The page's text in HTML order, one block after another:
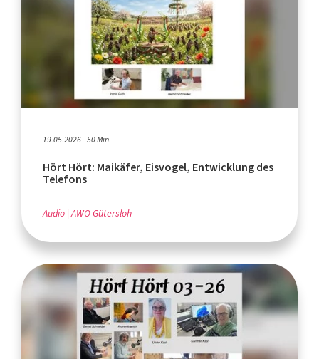
19.05.2026 - 50 Min.
Hört Hört: Maikäfer, Eisvogel, Entwicklung des
Telefons
Audio AWO Gütersloh